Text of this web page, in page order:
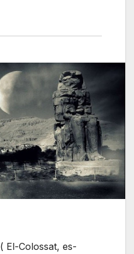
( El-Colossat, es-